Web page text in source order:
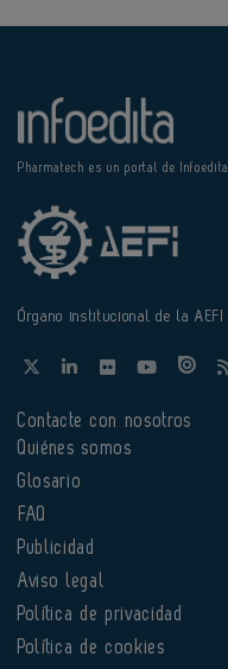
Pharmatech es un portal de Infoedita
Órgano institucional de la AEFI
Contacte con nosotros
Quiénes somos
Glosario
FAQ
Publicidad
Aviso legal
Política de privacidad
Política de cookies